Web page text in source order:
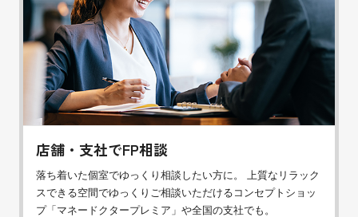
店舗・支社でFP相談
落ち着いた個室でゆっくり相談したい方に。 上質なリラック
スできる空間でゆっくりご相談いただけるコンセプトショッ
プ「マネードクタープレミア」や全国の支社でも。